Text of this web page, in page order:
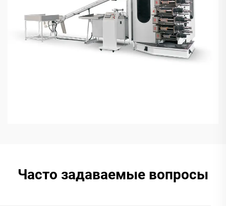
Часто задаваемые вопросы